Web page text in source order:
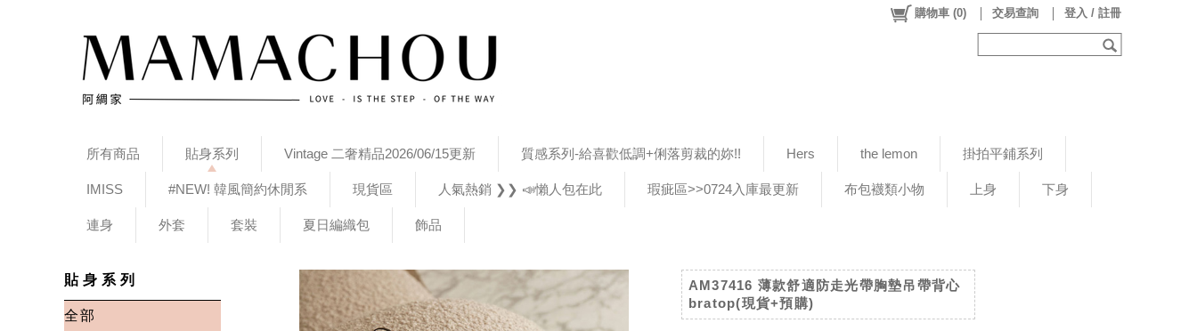
所有商品 貼身系列 Vintage 二奢精品2026/06/15更新 質感系列-給喜歡低調+俐落剪裁的妳!! Hers the lemon 掛拍平鋪系列
IMISS #NEW! 韓風簡約休閒系 現貨區 人氣熱銷 ❯❯ 📣懶人包在此 瑕疵區>>0724入庫最更新 布包襪類小物 上身 下身
連身 外套 套裝 夏日編織包 飾品
購物車 (0) 交易查詢 登入 / 註冊
貼身系列
全部
AM37416 薄款舒適防走光帶胸墊吊帶背心
bratop(現貨+預購)